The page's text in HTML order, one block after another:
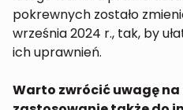
pokrewnych zostało
września 2024 r., tak, by
ich uprawnień.
Warto zwrócić uwagę na